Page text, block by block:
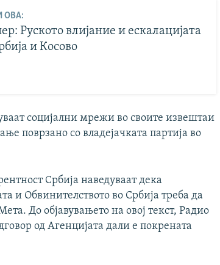
ОВА:
Руското влијание и ескалацијата
и Косово
социјални мрежи во своите извештаи
поврзано со владејачката партија во
Србија наведуваат дека
и Обвинителството во Србија треба да
До објавувањето на овој текст, Радио
од Агенцијата дали е покрената